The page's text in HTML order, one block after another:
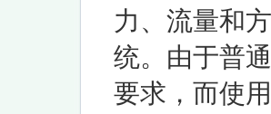
力、流量和
统。由于普
要求，而使